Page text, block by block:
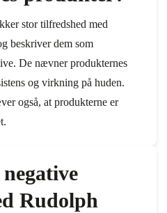
stor tilfredshed med
beskriver dem som
De nævner produkternes
og virkning på huden.
også, at produkterne er
Rudolph